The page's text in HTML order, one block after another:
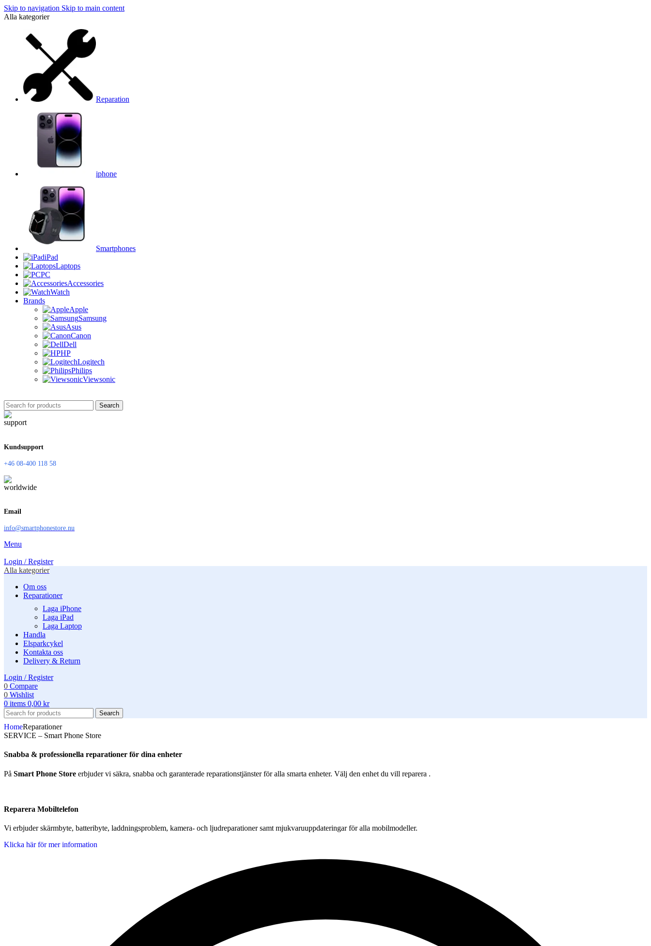
Skip to navigation Skip to main content
Alla kategorier
Reparation
iphone
Smartphones
iPad
Laptops
PC
Accessories
Watch
Brands
Apple
Samsung
Asus
Canon
Dell
HP
Logitech
Philips
Viewsonic
Search
Kundsupport
+46 08-400 118 58
Email
info@smartphonestore.nu
Menu
Login / Register
Alla kategorier
Om oss
Reparationer
Laga iPhone
Laga iPad
Laga Laptop
Handla
Elsparkcykel
Kontakta oss
Delivery & Return
Login / Register
0 Compare
0 Wishlist
0 items 0,00 kr
Search
HomeReparationer
SERVICE – Smart Phone Store
Snabba & professionella reparationer för dina enheter
På Smart Phone Store erbjuder vi säkra, snabba och garanterade reparationstjänster för alla smarta enheter. Välj den enhet du vill reparera .
Reparera Mobiltelefon
Vi erbjuder skärmbyte, batteribyte, laddningsproblem, kamera- och ljudreparationer samt mjukvaruuppdateringar för alla mobilmodeller.
Klicka här för mer information